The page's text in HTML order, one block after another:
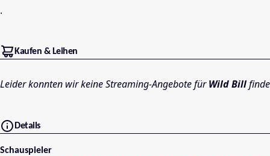
.
Kaufen & Leihen
Leider konnten wir keine Streaming-Angebote fürWild Bill
Details
Schauspieler